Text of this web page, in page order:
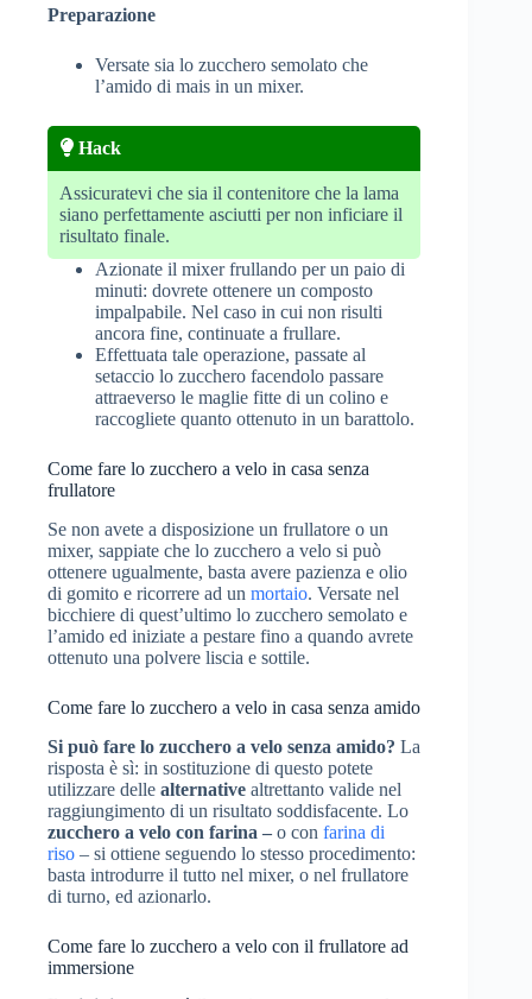
Preparazione
Versate sia lo zucchero semolato che
l’amido di mais in un mixer.
Hack
Assicuratevi che sia il contenitore che la lama
siano perfettamente asciutti per non inficiare il
risultato finale.
Azionate il mixer frullando per un paio di
minuti: dovrete ottenere un composto
impalpabile. Nel caso in cui non risulti
ancora fine, continuate a frullare.
Effettuata tale operazione, passate al
setaccio lo zucchero facendolo passare
attraeverso le maglie fitte di un colino e
raccogliete quanto ottenuto in un barattolo.
Come fare lo zucchero a velo in casa senza
frullatore
Se non avete a disposizione un frullatore o un
mixer, sappiate che lo zucchero a velo si può
ottenere ugualmente, basta avere pazienza e olio
di gomito e ricorrere ad un mortaio. Versate nel
bicchiere di quest’ultimo lo zucchero semolato e
l’amido ed iniziate a pestare fino a quando avrete
ottenuto una polvere liscia e sottile.
Come fare lo zucchero a velo in casa senza amido
Si può fare lo zucchero a velo senza amido? La
risposta è sì: in sostituzione di questo potete
utilizzare delle alternative altrettanto valide nel
raggiungimento di un risultato soddisfacente. Lo
zucchero a velo con farina – o con farina di
riso – si ottiene seguendo lo stesso procedimento:
basta introdurre il tutto nel mixer, o nel frullatore
di turno, ed azionarlo.
Come fare lo zucchero a velo con il frullatore ad
immersione